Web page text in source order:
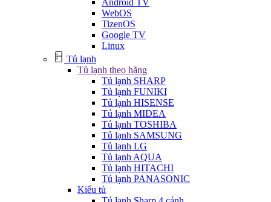
WebOS
TizenOS
Google TV
Linux
Tủ lạnh
Tủ lạnh theo hãng
Tủ lạnh SHARP
Tủ lạnh FUNIKI
Tủ lạnh HISENSE
Tủ lạnh MIDEA
Tủ lạnh TOSHIBA
Tủ lạnh SAMSUNG
Tủ lạnh LG
Tủ lạnh AQUA
Tủ lạnh HITACHI
Tủ lạnh PANASONIC
Kiểu tủ